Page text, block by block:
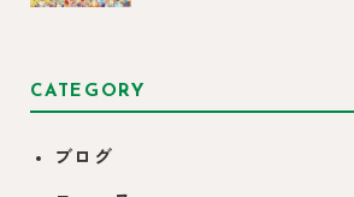
CATEGORY
ブログ